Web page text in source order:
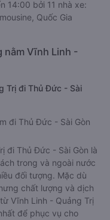
14:00 bởi 11 nhà xe:
Quốc Gia
nằm Vĩnh Linh -
Trị đi Thủ Đức - Sài
đi Thủ Đức - Sài Gòn
đi Thủ Đức - Sài Gòn là
trong và ngoài nước
đối tượng. Mặc dù
chất lượng và dịch
Vĩnh Linh - Quảng Trị
để phục vụ cho